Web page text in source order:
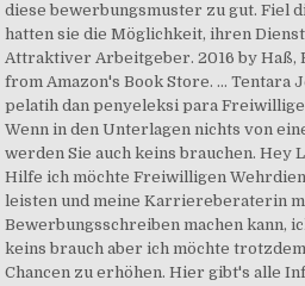
diese bewerbungsmuster zu gut. Fiel
hatten sie die Möglichkeit, ihren
Attraktiver Arbeitgeber. 2016 by Haß,
from Amazon's Book Store. … Tentara
pelatih dan penyeleksi para
Wenn in den Unterlagen nichts von
werden Sie auch keins brauchen. Hey
Hilfe ich möchte Freiwilligen
leisten und meine Karriereberaterin
Bewerbungsschreiben machen kann,
keins brauch aber ich möchte
Chancen zu erhöhen. Hier gibt's alle